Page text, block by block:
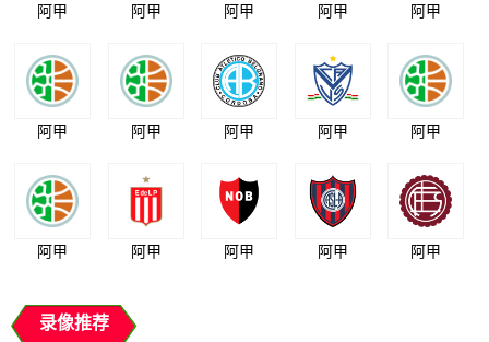
阿甲 阿甲 阿甲 阿甲 阿甲
阿甲 阿甲 阿甲 阿甲 阿甲
阿甲 阿甲 阿甲 阿甲 阿甲
录像推荐